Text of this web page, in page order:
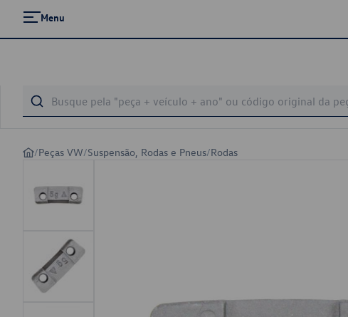
Menu
/Peças VW/Suspensão, Rodas e Pneus/Rodas